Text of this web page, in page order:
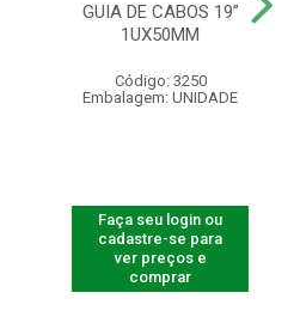
GUIA DE CABOS 19”
1UX50MM
Código: 3250
Embalagem: UNIDADE
Faça seu login ou
cadastre-se para
ver preços e
comprar